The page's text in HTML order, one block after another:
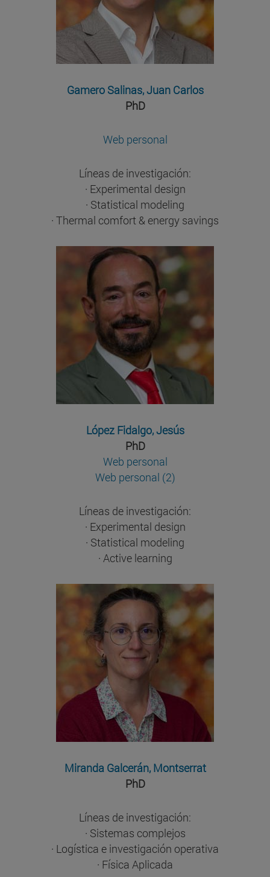
Gamero Salinas, Juan Carlos
PhD
Web personal
Líneas de investigación:
· Experimental design
· Statistical modeling
· Thermal comfort & energy savings
López Fidalgo, Jesús
PhD
Web personal
Web personal (2)
Líneas de investigación:
· Experimental design
· Statistical modeling
· Active learning
Miranda Galcerán, Montserrat
PhD
Líneas de investigación:
· Sistemas complejos
· Logística e investigación operativa
· Física Aplicada